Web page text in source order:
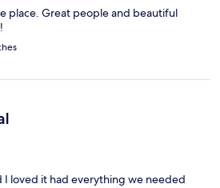
place. Great people and beautiful
I loved it had everything we needed